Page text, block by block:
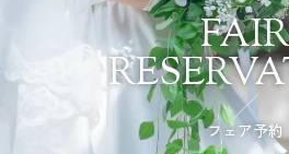
FAIR
フェア予約